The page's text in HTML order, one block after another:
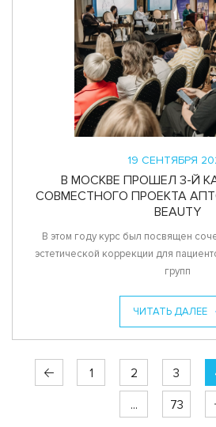
19 СЕНТЯБРЯ
В МОСКВЕ ПРОШЕЛ 3-Й
СОВМЕСТНОГО ПРОЕКТА
BEAUTY
В этом году курс был посвящен
эстетической коррекции для
групп
ЧИТАТЬ ДАЛЕЕ
1 2 3
... 73